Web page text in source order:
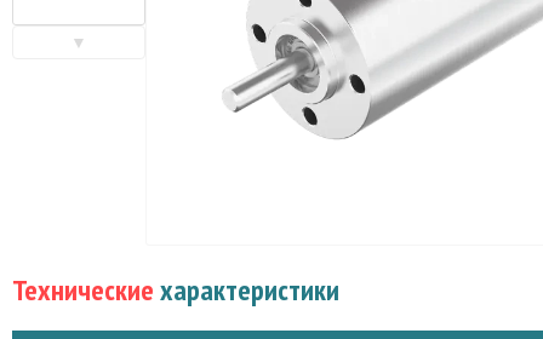
▼
Техническиехарактеристики